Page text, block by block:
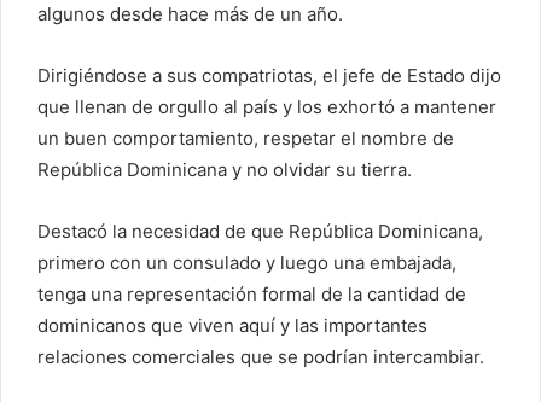
algunos desde hace más de un año.
Dirigiéndose a sus compatriotas, el jefe de Estado dijo
que llenan de orgullo al país y los exhortó a mantener
un buen comportamiento, respetar el nombre de
República Dominicana y no olvidar su tierra.
Destacó la necesidad de que República Dominicana,
primero con un consulado y luego una embajada,
tenga una representación formal de la cantidad de
dominicanos que viven aquí y las importantes
relaciones comerciales que se podrían intercambiar.